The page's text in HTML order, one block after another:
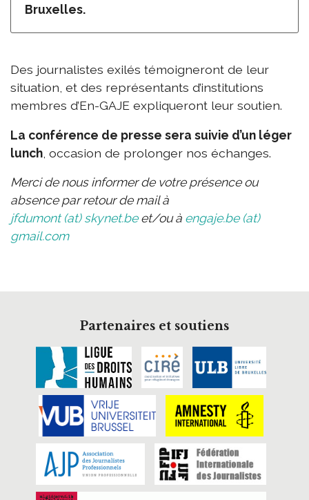
Bruxelles.
Des journalistes exilés témoigneront de leur
situation, et des représentants d’institutions
membres d’En-GAJE expliqueront leur soutien.
La conférence de presse sera suivie d’un léger
lunch , occasion de prolonger nos échanges.
Merci de nous informer de votre présence ou
absence par retour de mail à
jfdumont (at) skynet.beet/ou à engaje.be (at)
gmail.com
Partenaires et soutiens